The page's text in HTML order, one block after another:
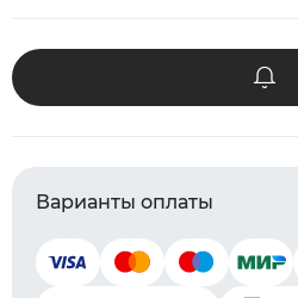
Варианты оплаты